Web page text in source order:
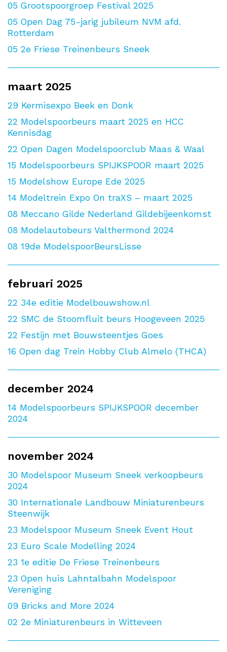
05 Grootspoorgroep Festival 2025
05 Open Dag 75-jarig jubileum NVM afd.
Rotterdam
05 2e Friese Treinenbeurs Sneek
maart 2025
29 Kermisexpo Beek en Donk
22 Modelspoorbeurs maart 2025 en HCC
Kennisdag
22 Open Dagen Modelspoorclub Maas & Waal
15 Modelspoorbeurs SPIJKSPOOR maart 2025
15 Modelshow Europe Ede 2025
14 Modeltrein Expo On traXS – maart 2025
08 Meccano Gilde Nederland Gildebijeenkomst
08 Modelautobeurs Valthermond 2024
08 19de ModelspoorBeursLisse
februari 2025
22 34e editie Modelbouwshow.nl
22 SMC de Stoomfluit beurs Hoogeveen 2025
22 Festijn met Bouwsteentjes Goes
16 Open dag Trein Hobby Club Almelo (THCA)
december 2024
14 Modelspoorbeurs SPIJKSPOOR december
2024
november 2024
30 Modelspoor Museum Sneek verkoopbeurs
2024
30 Internationale Landbouw Miniaturenbeurs
Steenwijk
23 Modelspoor Museum Sneek Event Hout
23 Euro Scale Modelling 2024
23 1e editie De Friese Treinenbeurs
23 Open huis Lahntalbahn Modelspoor
Vereniging
09 Bricks and More 2024
02 2e Miniaturenbeurs in Witteveen